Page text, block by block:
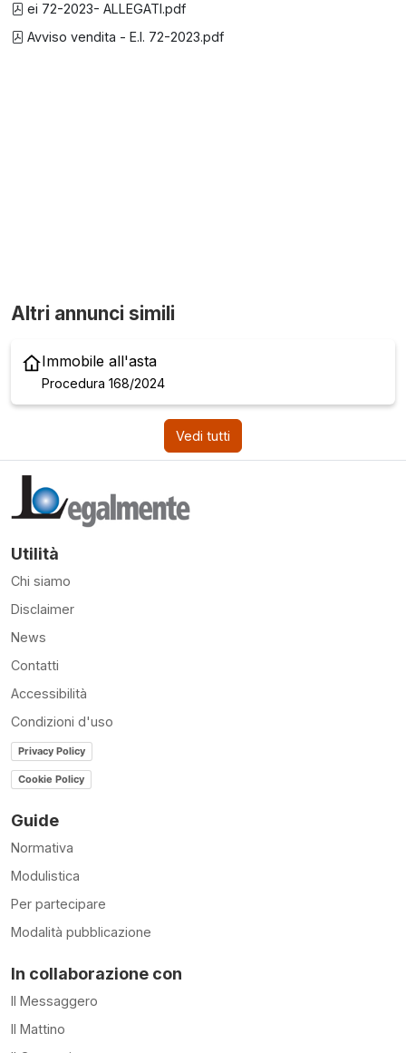
ei 72-2023- ALLEGATI.pdf
Avviso vendita - E.I. 72-2023.pdf
Altri annunci simili
Immobile all'asta
Procedura 168/2024
Vedi tutti
Utilità
Chi siamo
Disclaimer
News
Contatti
Accessibilità
Condizioni d'uso
Privacy Policy
Cookie Policy
Guide
Normativa
Modulistica
Per partecipare
Modalità pubblicazione
In collaborazione con
Il Messaggero
Il Mattino